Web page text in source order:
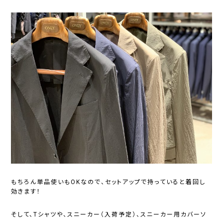
もちろん単品使いもOKなので、セットアップで持っていると着回し
効きます！
そして、Tシャツや、スニーカー（入荷予定）、スニーカー用カバーソ